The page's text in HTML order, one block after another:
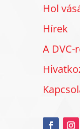
Hol
Hírek
A DVC-